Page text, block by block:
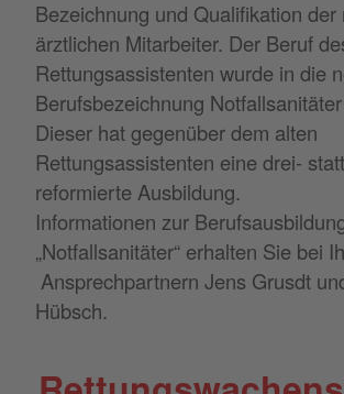
Bezeichnung und Qualifikation der
ärztlichen Mitarbeiter. Der Beruf
Rettungsassistenten wurde in die
Berufsbezeichnung
Dieser hat gegenüber dem alten
Rettungsassistenten eine drei-
reformierte Ausbildung.
Informationen zur
„Notfallsanitäter“ erhalten Sie bei
Ansprechpartnern Jens Grusdt
Hübsch.